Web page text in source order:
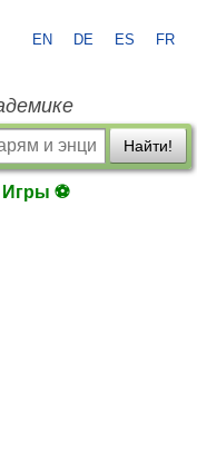
EN DE ES FR
Найти!
Игры ⚽